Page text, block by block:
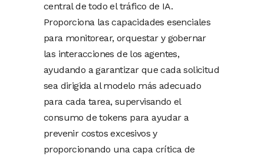
central de todo el tráfico de IA.
Proporciona las capacidades esenciales
para monitorear, orquestar y gobernar
las interacciones de los agentes,
ayudando a garantizar que cada solicitud
sea dirigida al modelo más adecuado
para cada tarea, supervisando el
consumo de tokens para ayudar a
prevenir costos excesivos y
proporcionando una capa crítica de